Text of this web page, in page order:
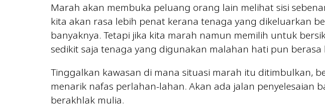
Marah akan membuka peluang orang lain melihat sisi
kita akan rasa lebih penat kerana tenaga yang dikeluarkan
banyaknya. Tetapi jika kita marah namun memilih untuk
sedikit saja tenaga yang digunakan malahan hati pun berasa
Tinggalkan kawasan di mana situasi marah itu ditimbulkan,
menarik nafas perlahan-lahan. Akan ada jalan penyelesaian
berakhlak mulia.